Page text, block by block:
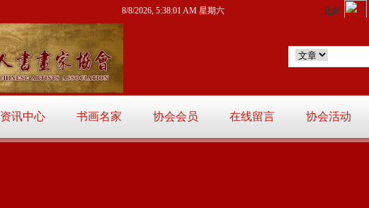
资讯中心 书画名家 协会会员 在线留言 协会活动
8/8/2026, 5:38:03 AM 星期六